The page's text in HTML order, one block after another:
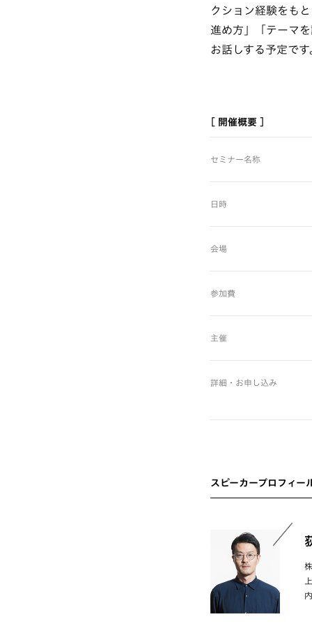
クション経験をも
進め方」「テーマ
お話しする予定です
[ 開催概要 ]
セミナー名称
日時
会場
参加費
主催
詳細・お申し込み
スピーカープロフィー